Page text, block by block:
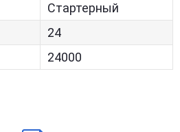
Стартерный
24
24000